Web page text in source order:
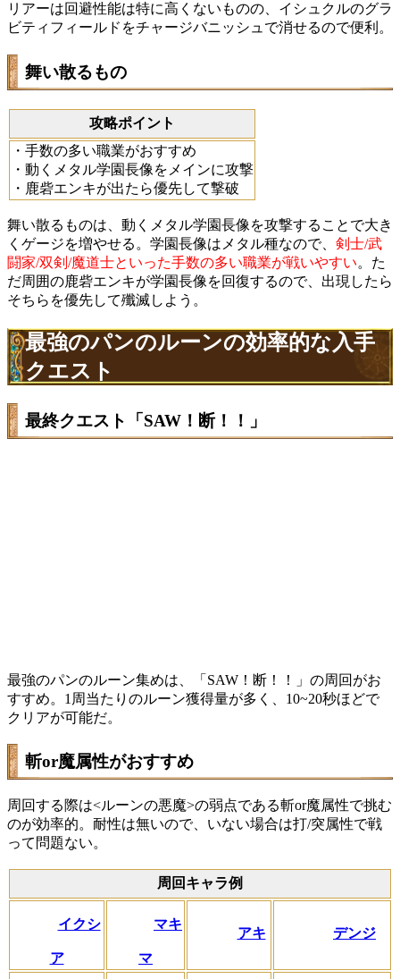
リアーは回避性能は特に高くないものの、イシュクルのグラ
ビティフィールドをチャージバニッシュで消せるので便利。
舞い散るもの
攻略ポイント
・手数の多い職業がおすすめ
・動くメタル学園長像をメインに攻撃
・鹿砦エンキが出たら優先して撃破
舞い散るものは、動くメタル学園長像を攻撃することで大き
くゲージを増やせる。学園長像はメタル種なので、 剣士/武
闘家/双剣/魔道士といった手数の多い職業が戦いやすい。た
だ周囲の鹿砦エンキが学園長像を回復するので、出現したら
そちらを優先して殲滅しよう。
最強のパンのルーンの効率的な入手
クエスト
最終クエスト「SAW！断！！」
最強のパンのルーン集めは、「SAW！断！！」の周回がお
すすめ。1周当たりのルーン獲得量が多く、10~20秒ほどで
クリアが可能だ。
斬or魔属性がおすすめ
周回する際は<ルーンの悪魔>の弱点である斬or魔属性で挑む
のが効率的。耐性は無いので、いない場合は打/突属性で戦
って問題ない。
周回キャラ例
イクシ
ア
マキ
マ
アキ デンジ